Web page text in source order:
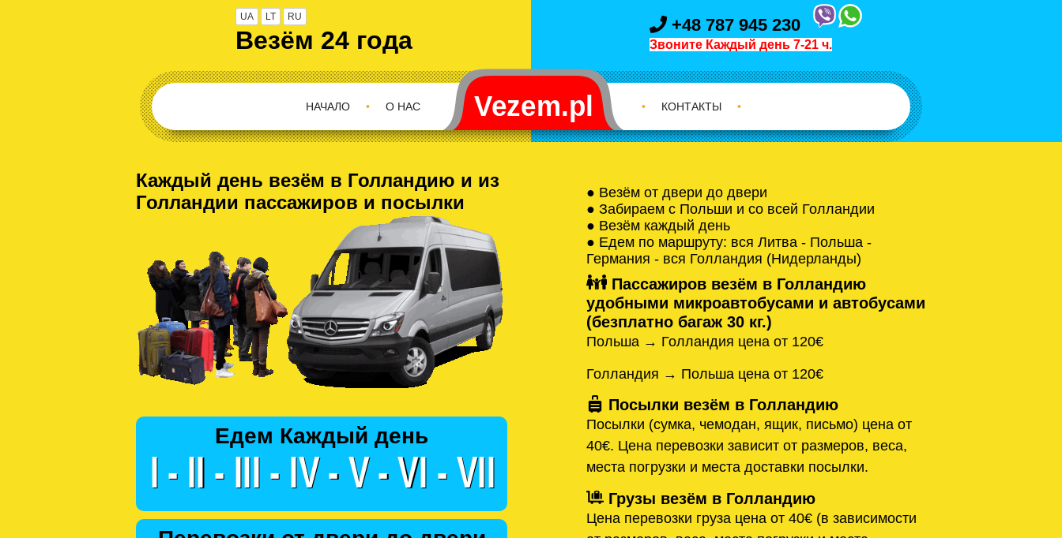
UA LT RU
Везём 24 года
+48 787 945 230
Звоните Каждый день 7-21 ч.
О НАС
•
НАЧАЛО • КОНТАКТЫ •
Каждый день везём в Голландию и из
Голландии пассажиров и посылки
Едем Каждый день
● Везём от двери до двери
● Забираем с Польши и со всей Голландии
● Везём каждый день
● Едем по маршруту: вся Литва - Польша -
Германия - вся Голландия (Нидерланды)
Пассажиров везём в Голландию
удобными микроавтобусами и автобусами
(безплатно багаж 30 кг.)
Польша → Голландия цена от 120€
Голландия → Польша цена от 120€
Посылки везём в Голландию
Посылки (сумка, чемодан, ящик, письмо) цена от
40€. Цена перевозки зависит от размеров, веса,
места погрузки и места доставки посылки.
Грузы везём в Голландию
Цена перевозки груза цена от 40€ (в зависимости